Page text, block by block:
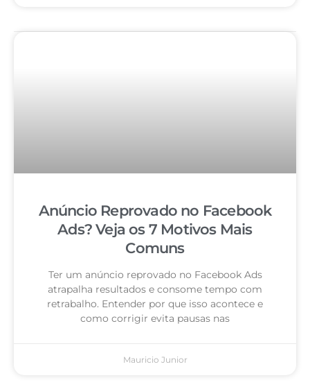
Anúncio Reprovado no Facebook
Ads? Veja os 7 Motivos Mais
Comuns
Ter um anúncio reprovado no Facebook Ads
atrapalha resultados e consome tempo com
retrabalho. Entender por que isso acontece e
como corrigir evita pausas nas
Mauricio Junior